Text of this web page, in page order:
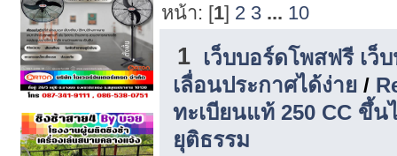
หน้า: [1] 2 3 ... 10
1 เว็บบอร์ดโพสฟรี เว็
เลื่อนประกาศได้ง่าย/
ทะเบียนแท้ 250 CC ขึ้
ยุติธรรม